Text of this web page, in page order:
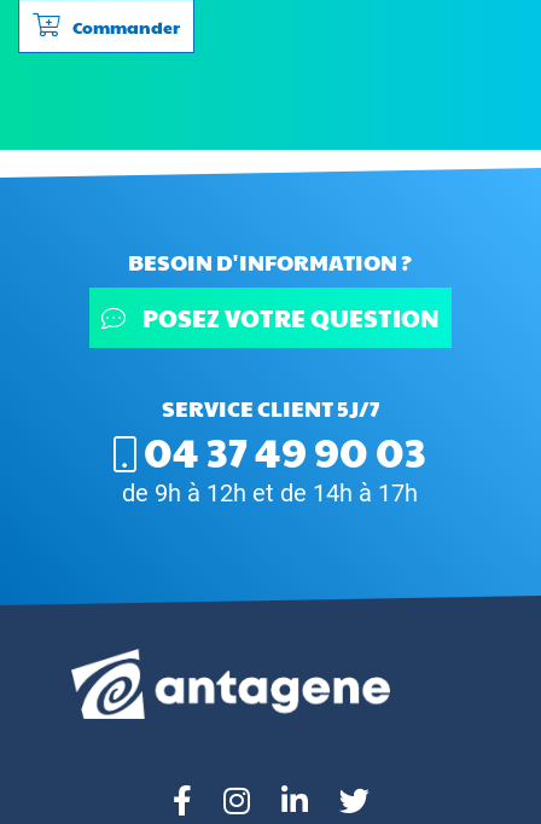
Commander
BESOIN D'INFORMATION ?
POSEZ VOTRE QUESTION
SERVICE CLIENT 5J/7
04 37 49 90 03
de 9h à 12h et de 14h à 17h